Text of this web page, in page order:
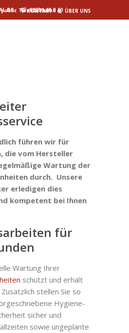
02234 40 6 40
public Tweets found
KONTAKT ÜBER UNS
führen wir für
die vom Hersteller
Wartung der
durch. Unsere
erledigen dies
kompetent bei Ihnen
für
Wartung Ihrer
schützt und erhält
stellen Sie so
Hygiene-
sicher und
sowie ungeplante